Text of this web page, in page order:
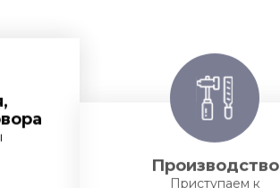
Производство
Приступаем к
изготовлению